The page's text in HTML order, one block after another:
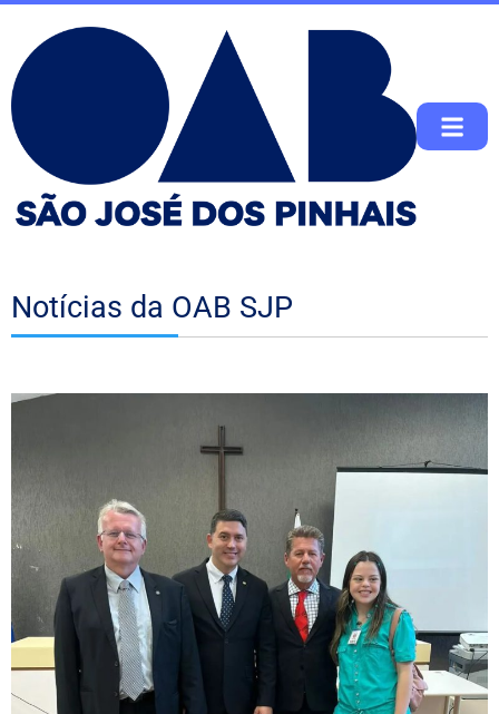
Notícias da OAB SJP